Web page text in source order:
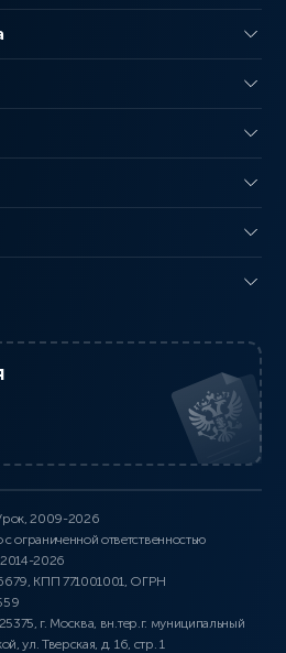
2009-2026
ограниченной ответственностью
2026
КПП 771001001, ОГРН
г. Москва, вн.тер.г. муниципальный
ул. Тверская, д. 16, стр. 1